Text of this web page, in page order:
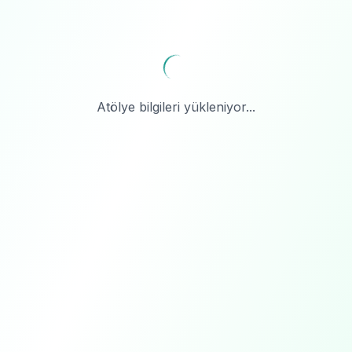
Atölye bilgileri yükleniyor...